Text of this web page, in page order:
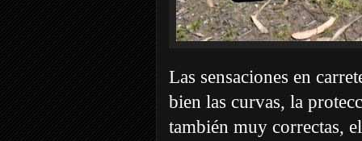
Las sensaciones en
bien las curvas, la
también muy correctas,